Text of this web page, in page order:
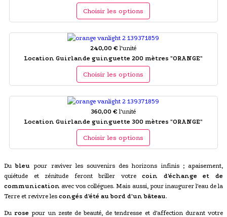
Choisir les options
240,00 € l'unité
Location Guirlande guinguette 200 mètres "ORANGE"
Choisir les options
360,00 € l'unité
Location Guirlande guinguette 300 mètres "ORANGE"
Choisir les options
Dubleu pour raviver les souvenirs des horizons infinis ; apaisement,
quiétude et zénitude feront briller votrecoin d'échange et de
communication avec vos collégues. Mais aussi, pour inaugurer l'eau de la
Terre et revivre les congés d'été au bord d'un bâteau.
Du rose pour un zeste de beauté, de tendresse et d'affection durant votre